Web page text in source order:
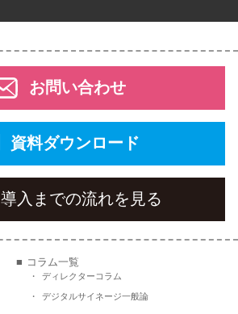
導入までの流れを見る
お問い合わせ
資料ダウンロード
コラム一覧
ディレクターコラム
デジタルサイネージ一般論